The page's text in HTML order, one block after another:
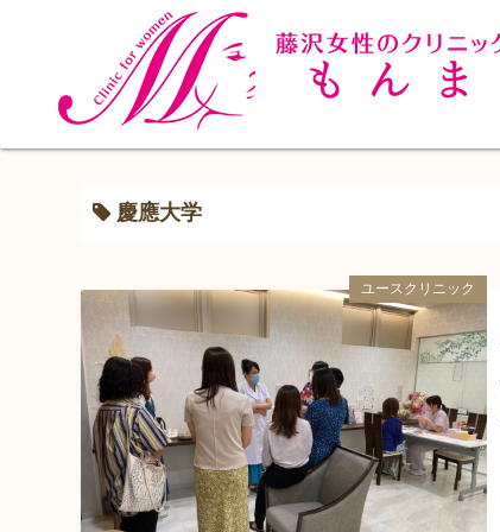
慶應大学
ユースクリニック